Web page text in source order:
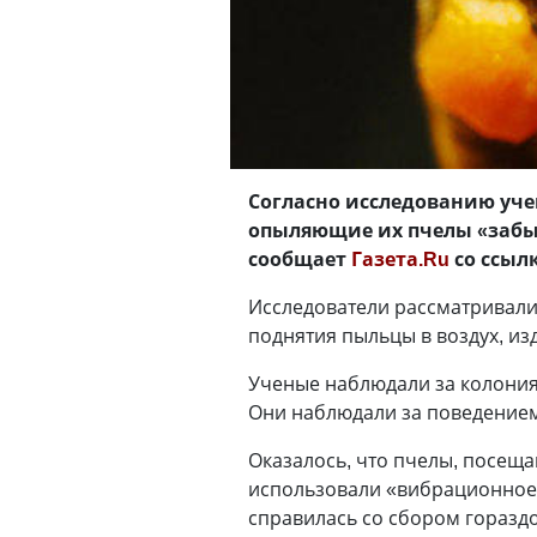
Согласно исследованию
опыляющие их пчелы
сообщает Газета.Ru со
Исследователи
поднятия пыльцы в воздух,
Ученые наблюдали за
Они наблюдали за
Оказалось, что пчелы,
использовали
справилась со сбором